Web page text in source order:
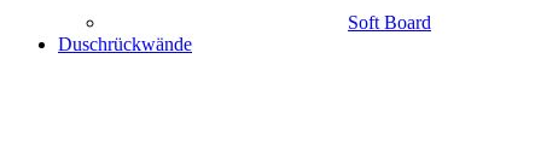
Soft Board
Duschrückwände